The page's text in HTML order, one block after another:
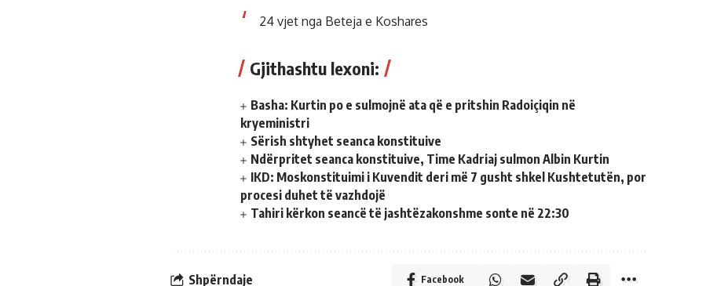
24 vjet nga Beteja e Koshares
Gjithashtu lexoni:
Basha: Kurtin po e sulmojnë ata që e pritshin Radoiçiqin në
kryeministri
Sërish shtyhet seanca konstituive
Ndërpritet seanca konstituive, Time Kadriaj sulmon Albin Kurtin
IKD: Moskonstituimi i Kuvendit deri më 7 gusht shkel Kushtetutën, por
procesi duhet të vazhdojë
Tahiri kërkon seancë të jashtëzakonshme sonte në 22:30
Shpërndaje Facebook